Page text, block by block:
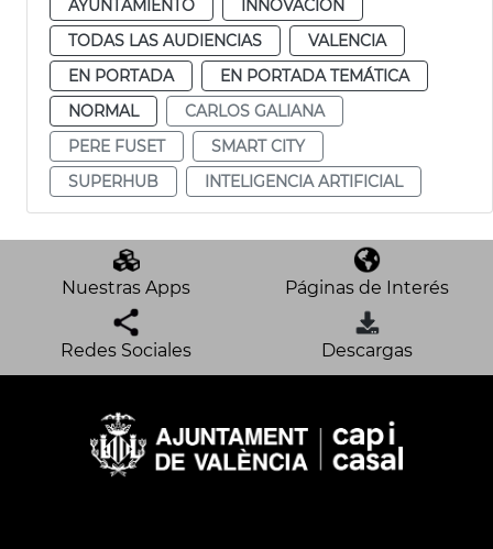
AYUNTAMIENTO
INNOVACIÓN
TODAS LAS AUDIENCIAS
VALENCIA
EN PORTADA
EN PORTADA TEMÁTICA
NORMAL
CARLOS GALIANA
PERE FUSET
SMART CITY
SUPERHUB
INTELIGENCIA ARTIFICIAL
Nuestras Apps Páginas de Interés
Redes Sociales Descargas